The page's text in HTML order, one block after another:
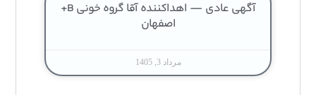
آگهی عادی — اهداکننده آقا گروه خونی B+
اصفهان
مرداد 3, 1405